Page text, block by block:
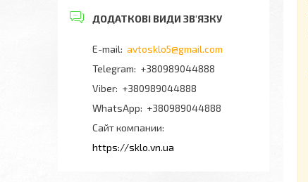
avtosklo5@gmail.com
+380989044888
+380989044888
+380989044888
Сайт компании
https://sklo.vn.ua